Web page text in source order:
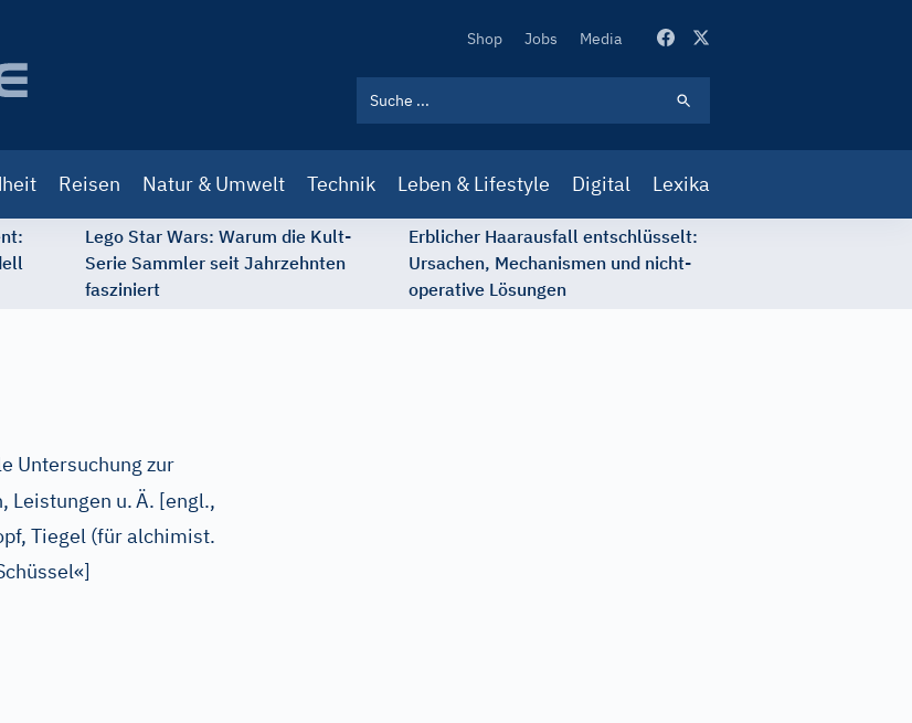
Secondary
Shop Jobs Media
Reisen Natur & Umwelt Technik Leben & Lifestyle Digital Lexika
Lego Star Wars: Warum die Kult-
Serie Sammler seit Jahrzehnten
fasziniert
Erblicher Haarausfall entschlüsselt:
Ursachen, Mechanismen und nicht-
operative Lösungen
Untersuchung zur
Leistungen u.Ä. [engl.,
Tiegel (für alchimist.
]